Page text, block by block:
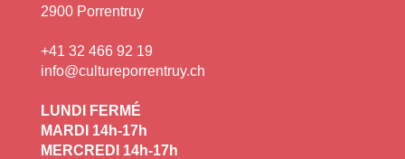
2900 Porrentruy
+41 32 466 92 19
info@cultureporrentruy.ch
LUNDI FERMÉ
MARDI 14h-17h
MERCREDI 14h-17h